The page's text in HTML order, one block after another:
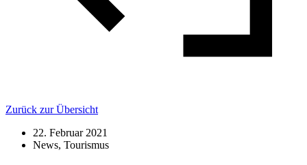
Zurück zur Übersicht
22. Februar 2021
News, Tourismus